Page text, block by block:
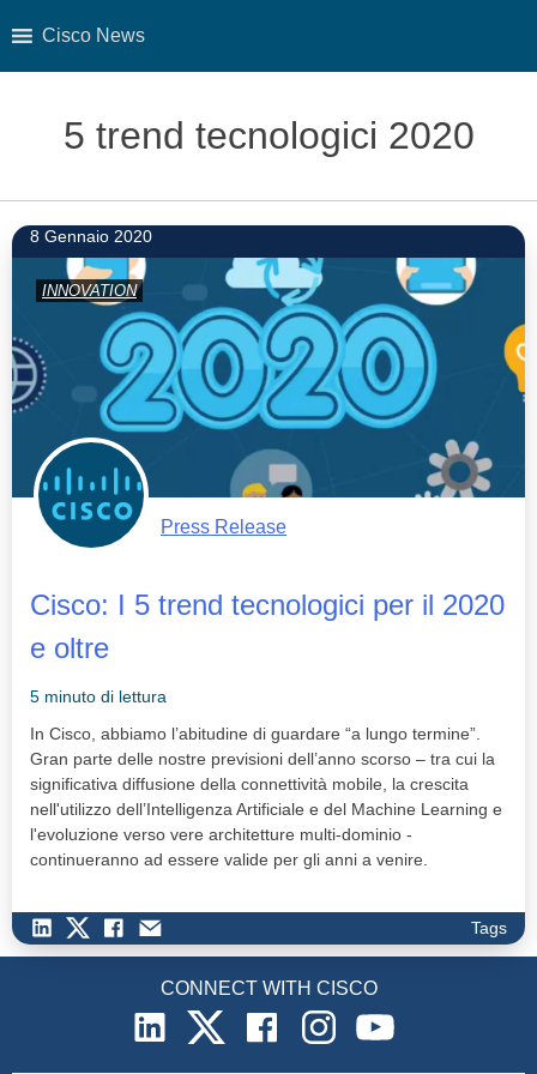
Cisco News
5 trend tecnologici 2020
8 Gennaio 2020
INNOVATION
Press Release
Cisco: I 5 trend tecnologici per il 2020
e oltre
5 minuto di lettura
In Cisco, abbiamo l’abitudine di guardare “a lungo termine”.
Gran parte delle nostre previsioni dell’anno scorso – tra cui la
significativa diffusione della connettività mobile, la crescita
nell'utilizzo dell’Intelligenza Artificiale e del Machine Learning e
l'evoluzione verso vere architetture multi-dominio -
continueranno ad essere valide per gli anni a venire.
Tags
CONNECT WITH CISCO